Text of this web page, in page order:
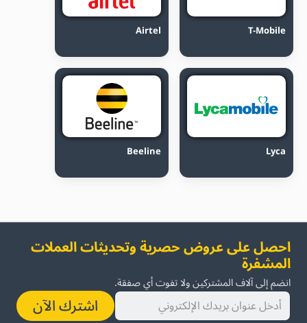
T-Mobile
Airtel
Lyca
Beeline
احصل على عروض حصرية وتحديثات العملات
المشفرة
انضم إلى آلاف المشتركين ولا تفوت أي صفقة.
اشترك الآن